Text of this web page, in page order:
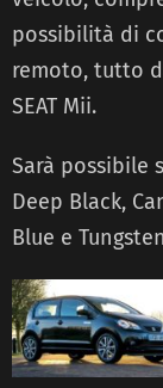
possibilità di
remoto, tutto
SEAT Mii.
Sarà possibile
Deep Black,
Blue e